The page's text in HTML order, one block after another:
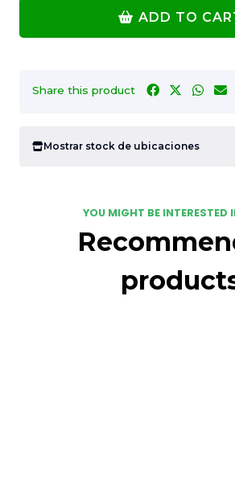
ADD TO
Share this product
Mostrar stock de ubicaciones
YOU MIGHT BE INTERESTED